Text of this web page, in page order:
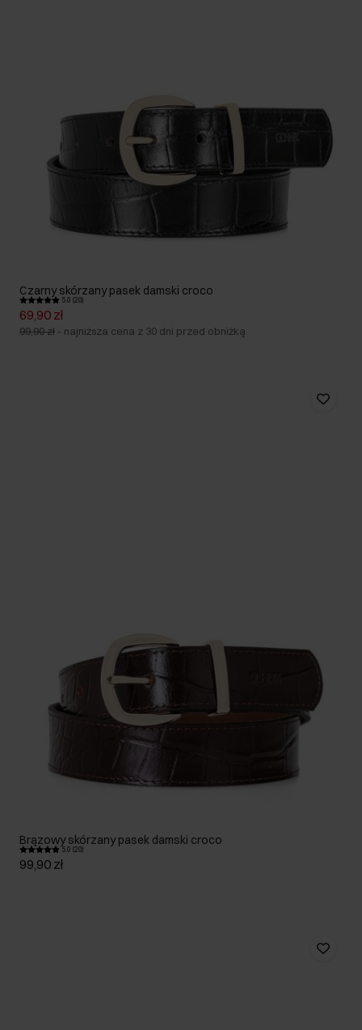
Czarny skórzany pasek damski croco
5.0 (20)
69,90 zł
99,90 zł - najniższa cena z 30 dni przed obniżką
Brązowy skórzany pasek damski croco
5.0 (20)
99,90 zł